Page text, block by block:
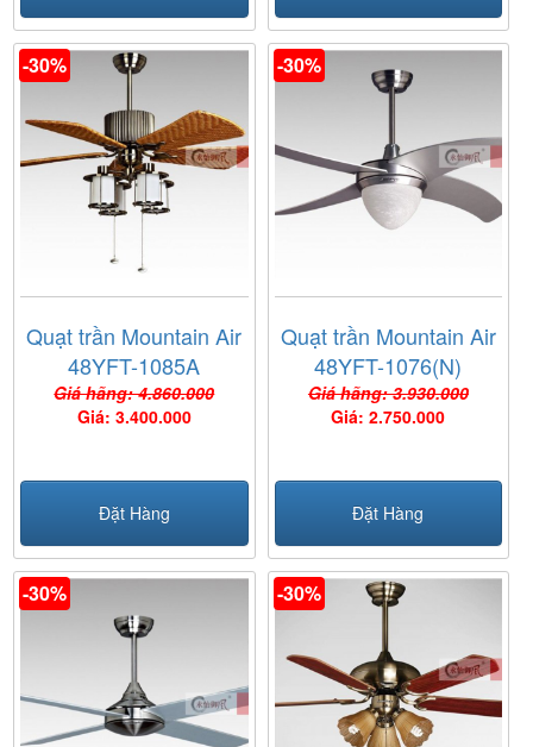
-30%
Quạt trần Mountain Air
48YFT-1085A
Giá hãng: 4.860.000
Giá: 3.400.000
Đặt Hàng
-30%
Quạt trần Mountain Air
48YFT-1076(N)
Giá hãng: 3.930.000
Giá: 2.750.000
Đặt Hàng
-30% -30%